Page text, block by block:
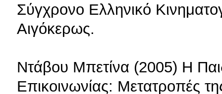
Σύγχρονο Ελληνικό
Αιγόκερως.
Ντάβου Μπετίνα (2005) Η
Επικοινωνίας: Μετατροπές